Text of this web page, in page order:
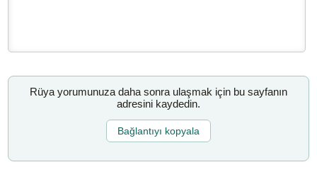
Rüya yorumunuza daha sonra ulaşmak için bu sayfanın
adresini kaydedin.
Bağlantıyı kopyala